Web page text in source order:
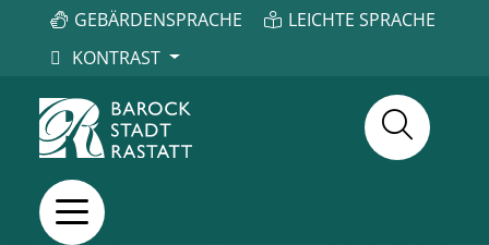
GEBÄRDENSPRACHE
LEICHTE SPRACHE
KONTRAST